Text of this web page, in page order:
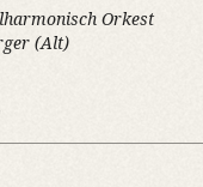
Orkest
(Alt)